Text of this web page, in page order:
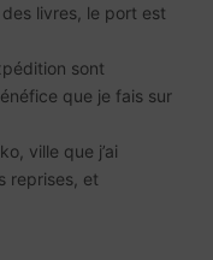
livres, le port est
sont
que je fais sur
ville que j’ai
reprises, et